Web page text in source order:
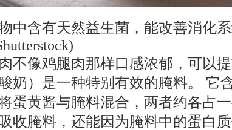
中含有天然益生菌，能改善消化
不像鸡腿肉那样口感浓郁，可以
奶）是一种特别有效的腌料。 它
蛋黄酱与腌料混合，两者约各占
收腌料，还能因为腌料中的蛋白